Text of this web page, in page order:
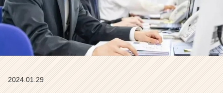
工
業
の
タ
イ
ム
2024.01.29